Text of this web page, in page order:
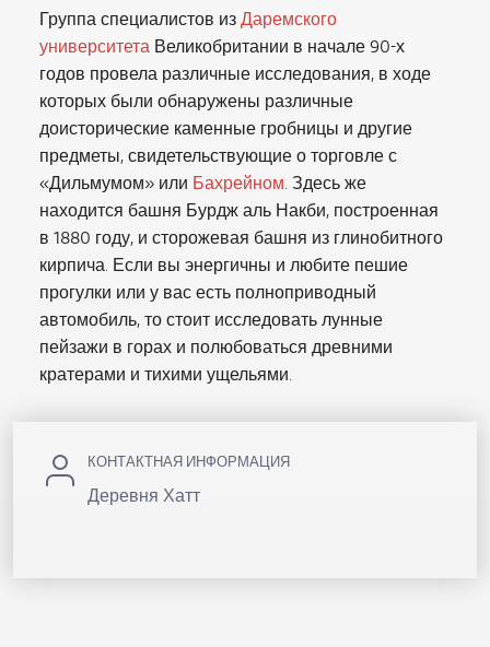
Группа специалистов изДаремского
университетаВеликобритании в начале 90-х
годов провела различные исследования, в ходе
которых были обнаружены различные
доисторические каменные гробницы и другие
предметы, свидетельствующие о торговле с
«Дильмумом» илиБахрейном. Здесь же
находится башня Бурдж аль Накби, построенная
в 1880 году, и сторожевая башня из глинобитного
кирпича. Если вы энергичны и любите пешие
прогулки или у вас есть полноприводный
автомобиль, то стоит исследовать лунные
пейзажи в горах и полюбоваться древними
кратерами и тихими ущельями.
КОНТАКТНАЯ ИНФОРМАЦИЯ
Деревня Хатт